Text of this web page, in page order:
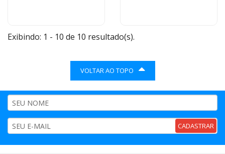
Exibindo: 1 - 10 de 10 resultado(s).
VOLTAR AO TOPO
CADASTRAR